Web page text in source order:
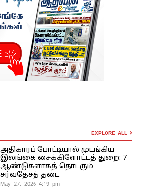
EXPLORE ALL
அதிகாரப் போட்டியால் முடங்கிய
இலங்கை சைக்கிளோட்டத் துறை: 7
ஆண்டுகளாகத் தொடரும்
சர்வதேசத் தடை
May 27, 2026 4:19 pm